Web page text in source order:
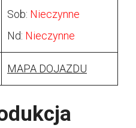
Sob: Nieczynne
Nd: Nieczynne
MAPA DOJAZDU